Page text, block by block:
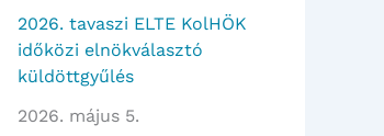
2026. tavaszi ELTE KolHÖK
időközi elnökválasztó
küldöttgyűlés
2026. május 5.